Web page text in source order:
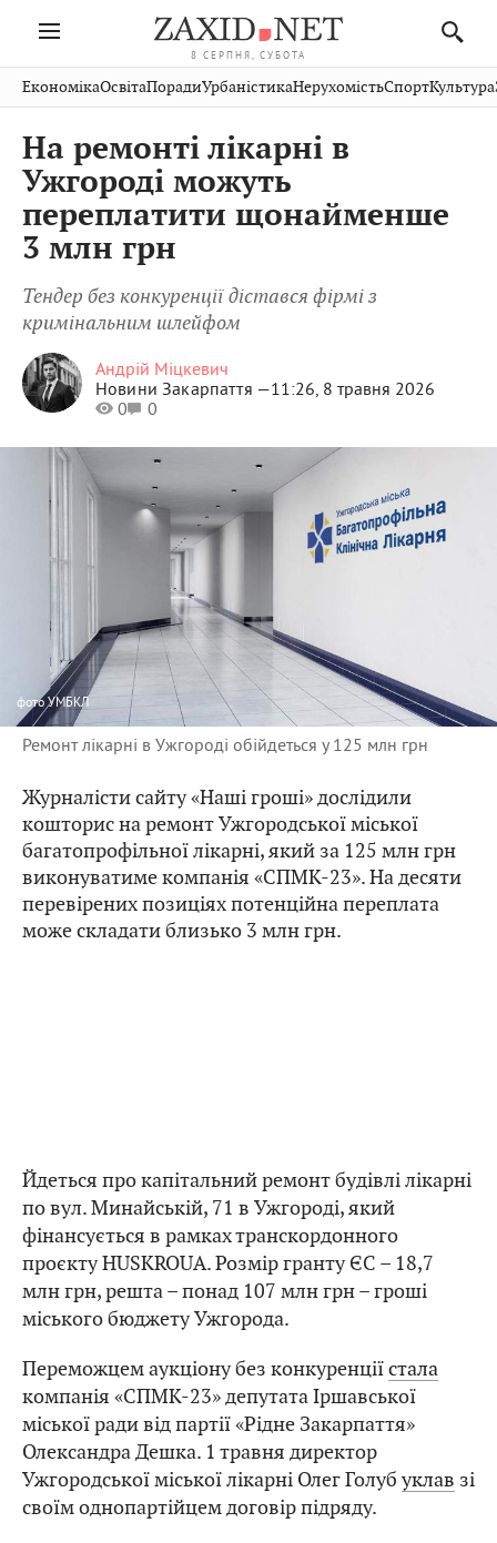
8 СЕРПНЯ, СУБОТА
Івано-
Франківськ
Волинь
Закарпаття
Рівне
Чернівці
Шептицький
Стрий
Хмельницький
Публікації
Авто СловкоКультура
Кіно Дім Спорт
Фото
тварини
ЕкономікаОсвітаПорадиУрбаністикаНерухомістьСпортКультура
На ремонті лікарні в
Ужгороді можуть
переплатити щонайменше
3 млн грн
Тендер без конкуренції дістався фірмі з
кримінальним шлейфом
Андрій Міцкевич
Новини Закарпаття —11:26, 8 травня 2026
0
0
фотоУМБКЛ
Ремонт лікарні в Ужгороді обійдеться у 125 млн грн
Журналісти сайту «Наші гроші» дослідили
кошторис на ремонт Ужгородської міської
багатопрофільної лікарні, який за 125 млн грн
виконуватиме компанія «СПМК-23». На десяти
перевірених позиціях потенційна переплата
може складати близько 3 млн грн.
Йдеться про капітальний ремонт будівлі лікарні
по вул. Минайській, 71 в Ужгороді, який
фінансується в рамках транскордонного
проєкту HUSKROUA. Розмір гранту ЄС – 18,7
млн грн, решта – понад 107 млн грн – гроші
міського бюджету Ужгорода.
Переможцем аукціону без конкуренціїстала
компанія «СПМК-23» депутата Іршавської
міської ради від партії «Рідне Закарпаття»
Олександра Дешка. 1 травня директор
Ужгородської міської лікарні Олег Голубуклав зі
своїм однопартійцем договір підряду.